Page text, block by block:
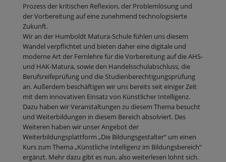
Prozess der kritischen Reflexion, der Problemlösung und
der Vorbereitung auf eine zunehmend technologisierte
Zukunft.
Wir an der Humboldt Matura-Schule fühlen uns diesem
Wandel verpflichtet und bieten daher eine digitale und
moderne Art der Fernlehre für die Vorbereitung auf die AHS-
und HAK-Matura, sowie den Handelsschulabschluss, die
Berufsreifeprüfung und die Studienberechtigungsprüfung
an. Außerdem beschäftigen wir uns bereits seit einiger Zeit
mit dem innovativen Einsatz von Künstlicher Intelligenz.
Dazu haben wir Veranstaltungen zu diesem Thema besucht
und Weiterbildungen in diesem Bereich absolviert. Des
Weiteren haben wir unser Angebot der
Weiterbildungsplattform „Die Bildungsgestalter“ um einen
Kurs zum Thema „Künstliche Intelligenz im Bildungsbereich“
ergänzt. Mehr dazu gibt es nun, also weiterlesen lohnt sich.